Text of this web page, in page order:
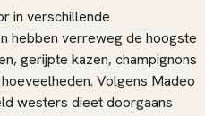
in verschillende
hebben verreweg de hoogste
gerijpte kazen, champignons
Volgens Madeo
westers dieet doorgaans